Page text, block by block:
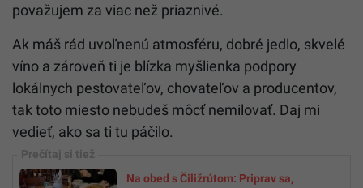
považujem za viac než priaznivé.
Ak máš rád uvoľnenú atmosféru, dobré jedlo, skvelé
víno a zároveň ti je blízka myšlienka podpory
lokálnych pestovateľov, chovateľov a producentov,
tak toto miesto nebudeš môcť nemilovať. Daj mi
vedieť, ako sa ti tu páčilo.
Na obed s Čiližrútom: Priprav sa,